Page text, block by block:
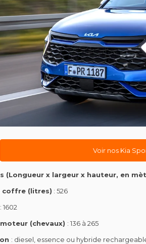
Voir nos Kia
(Longueur x largeur x hauteur, en
coffre (litres) : 526
: 1602
(chevaux) : 136 à 265
: diesel, essence ou hybride